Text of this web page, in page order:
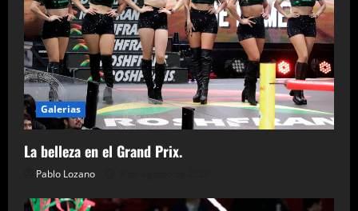
Galerias
La belleza en el Grand Prix.
Pablo Lozano